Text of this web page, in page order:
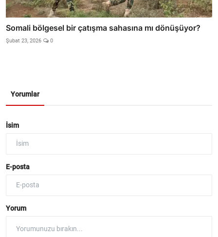
Somali bölgesel bir çatışma sahasına mı dönüşüyor?
Şubat 23, 2026 0
Yorumlar
İsim
E-posta
Yorum